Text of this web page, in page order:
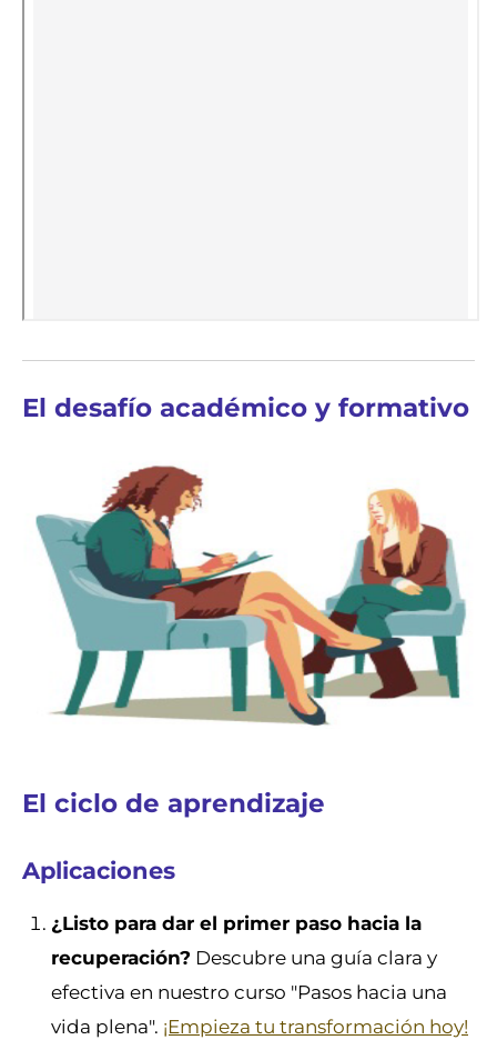
El desafío académico y formativo
El ciclo de aprendizaje
Aplicaciones
¿Listo para dar el primer paso hacia la
recuperación? Descubre una guía clara y
efectiva en nuestro curso "Pasos hacia una
vida plena". ¡Empieza tu transformación hoy!